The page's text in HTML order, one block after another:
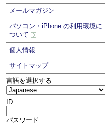
メールマガジン
パソコン・iPhone の利用環境に
ついて
個人情報
サイトマップ
言語を選択する
ID:
パスワード: